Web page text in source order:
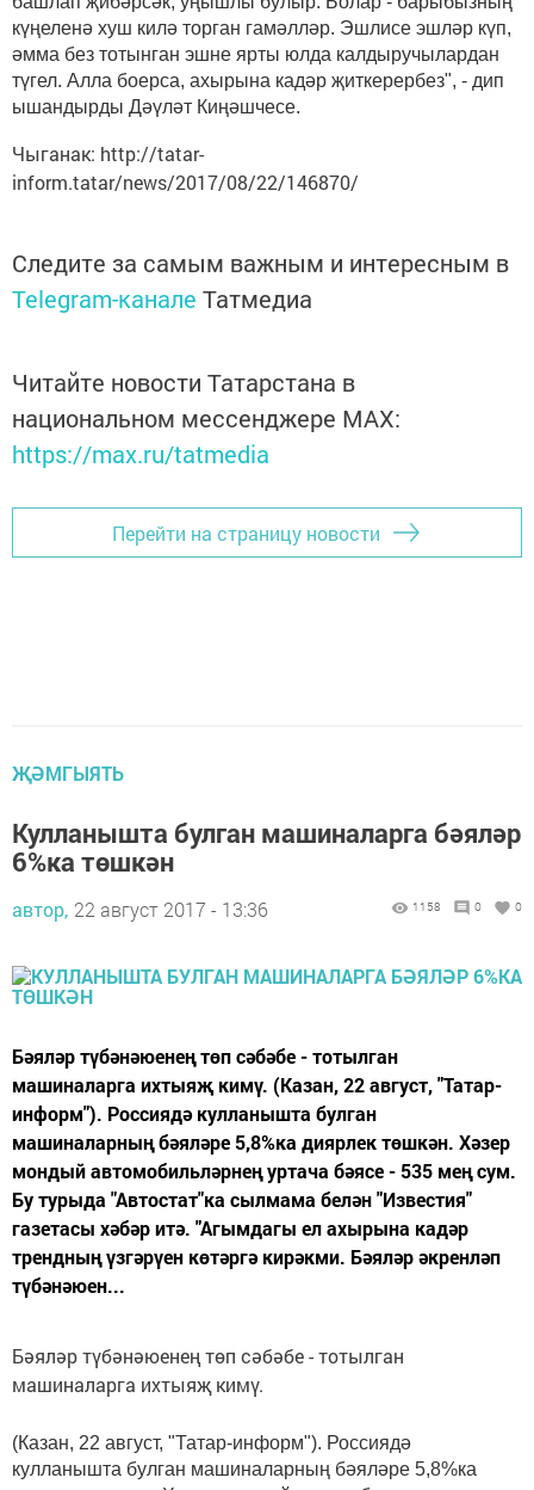
күңеленә хуш килә торган гамәлләр. Эшлисе эшләр күп,
әмма без тотынган эшне ярты юлда калдыручылардан
түгел. Алла боерса, ахырына кадәр җиткерербез", - дип
ышандырды Дәүләт Киңәшчесе.
Чыганак: http://tatar-
inform.tatar/news/2017/08/22/146870/
Следите за самым важным и интересным в
Telegram-канале Татмедиа
Читайте новости Татарстана в
национальном мессенджере MАХ:
https://max.ru/tatmedia
Перейти на страницу новости
ҖӘМГЫЯТЬ
Кулланышта булган машиналарга бәяләр
6%ка төшкән
автор, 22 август 2017 - 13:36 1158 0 0
Бәяләр түбәнәюенең төп сәбәбе - тотылган
машиналарга ихтыяҗ кимү. (Казан, 22 август, "Татар-
информ"). Россиядә кулланышта булган
машиналарның бәяләре 5,8%ка диярлек төшкән. Хәзер
мондый автомобильләрнең уртача бәясе - 535 мең сум.
Бу турыда "Автостат"ка сылмама белән "Известия"
газетасы хәбәр итә. "Агымдагы ел ахырына кадәр
трендның үзгәрүен көтәргә кирәкми. Бәяләр әкренләп
түбәнәюен...
Бәяләр түбәнәюенең төп сәбәбе - тотылган
машиналарга ихтыяҗ кимү.
(Казан, 22 август, "Татар-информ"). Россиядә
кулланышта булган машиналарның бәяләре 5,8%ка